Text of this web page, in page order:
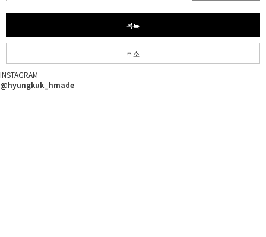
목록
취소
INSTAGRAM
@hyungkuk_hmade